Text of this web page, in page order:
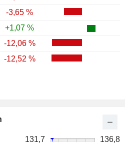
-3,65 %
+1,07 %
-12,06 %
-12,52 %
131,7
136,8